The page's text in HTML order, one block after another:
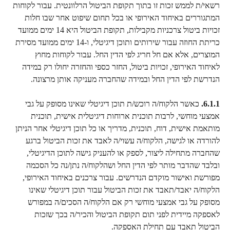
רשאי/ת לממש זכות זו בתוך תקופת הביטול הרלוונטית. עבור לקוחות
המתגוררים באיחוד האירופי או בכל תחום שיפוט אחר שבו חלות
זכויות ביטול צרכניות מקבילות, תקופת הביטול היא 14 ימים ממועד
כריתת החוזה עבור שירותים ותוכן דיגיטלי, ו-14 ימים ממועד מסירת
המוצרים, אלא אם חל חריג לפי הדין החל. עבור לקוחות מחוץ
לאיחוד האירופי, זכויות ביטול, החזר כספי והחזרה יחולו רק במידה
הנדרשת לפי הדין החל ובמידה שהחברה מעניקה אותן מרצונה.
6.1.1. כאשר הלקוח/ה רוכש/ת תוכן דיגיטלי שאינו מסופק על גבי
אמצעי מוחשי, לרבות תוכנית ארוחות דיגיטלית אישית, תוכנית
מותאמת אישית, דוח, תוכנית, מדריך או כל תוכן דיגיטלי אחר הניתן
להורדה או לגישה, הלקוח/ה עשוי/ה לאבד את זכות הביטול ברגע
שהחברה מתחילה ליצור, לספק או להעניק גישה לתוכן הדיגיטלי,
ובלבד שהדבר מותר לפי הדין החל ושהלקוח/ה נתן/נה כל הסכמה
מפורשת ואישור מוקדם הנדרשים. עבור צרכנים באיחוד האירופי,
הלקוח/ה יאבד/תאבד את זכות הביטול עבור תוכן דיגיטלי שאינו
מסופק על גבי אמצעי מוחשי רק אם הלקוח/ה הסכים/ה במפורש
לאספקה מיידית לפני תום תקופת הביטול והכיר/ה בכך שזכות
הביטול תאבד עם תחילת האספקה.